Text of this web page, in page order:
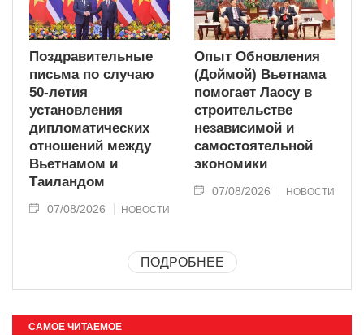
Поздравительные
письма по случаю
50-летия
установления
дипломатических
отношений между
Вьетнамом и
Таиландом
07/08/2026 НОВОСТИ
Опыт Обновления
(Доймой) Вьетнама
помогает Лаосу в
строительстве
независимой и
самостоятельной
экономики
07/08/2026 НОВОСТИ
ПОДРОБНЕЕ
САМОЕ ЧИТАЕМОЕ